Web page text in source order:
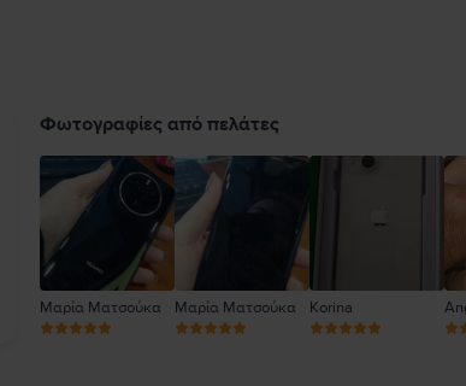
Φωτογραφίες από πελάτες
Μαρία Ματσούκα Μαρία Ματσούκα Korina